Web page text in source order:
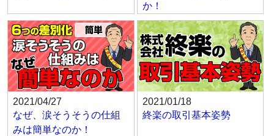
か！
2021/04/27
なぜ、涙そうそうの仕組
みは簡単なのか！
2021/01/18
終楽の取引基本姿勢